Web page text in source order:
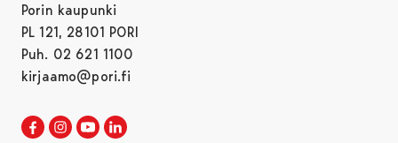
Porin kaupunki
PL 121, 28101 PORI
Puh. 02 621 1100
kirjaamo@pori.fi
Porin kaupunki Facebookissa
Avautuu uudessa välilehdessä
Porin kaupunki Instagramissa
Avautuu uudessa välilehdessä
Porin kaupunki Youtubessa
Avautuu uudessa välilehdessä